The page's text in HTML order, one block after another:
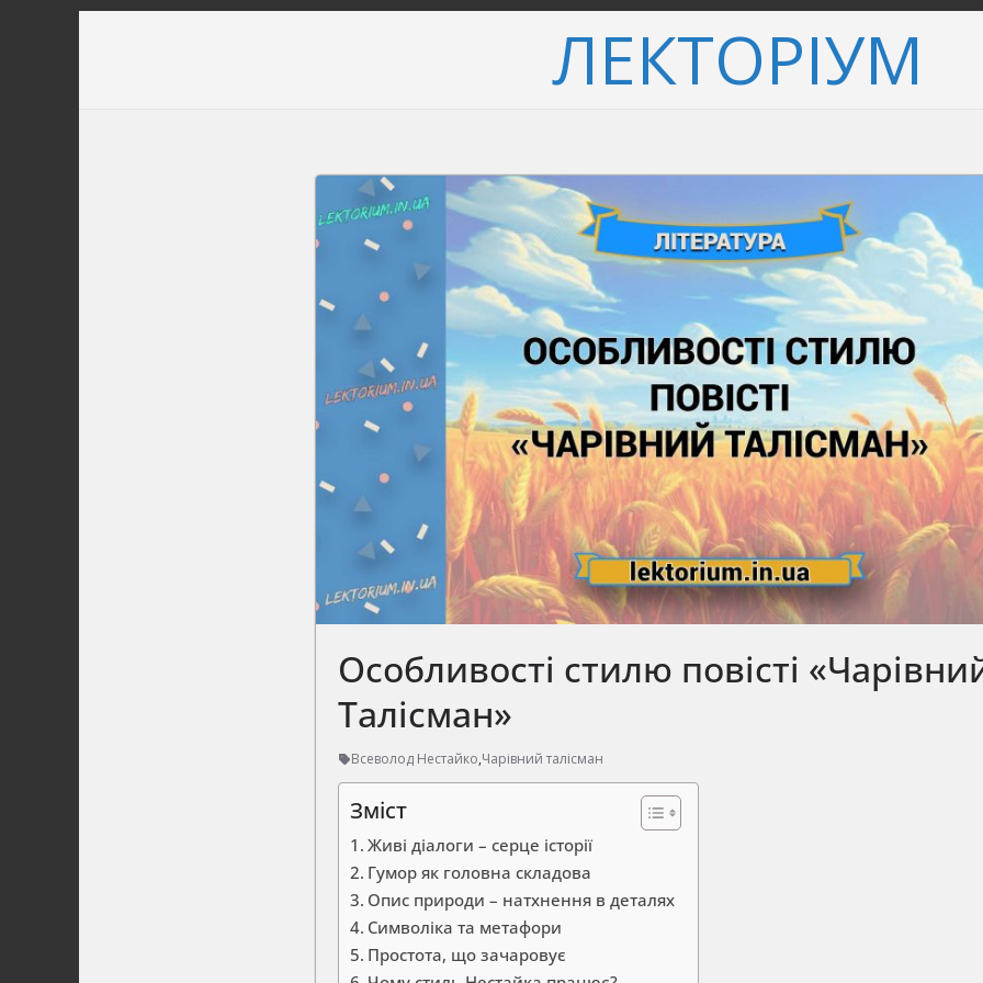
ЛЕКТОРІУМ
Особливості стилю повісті
Талісман»
Всеволод Нестайко,Чарівний талісман
Зміст
Живі діалоги – серце історії
Гумор як головна складова
Опис природи – натхнення в деталях
Символіка та метафори
Простота, що зачаровує